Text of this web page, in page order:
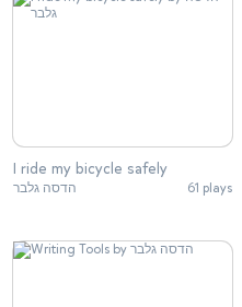
I ride my bicycle safely
הדסה גלבר 61 plays